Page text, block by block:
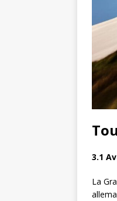
3.1
La